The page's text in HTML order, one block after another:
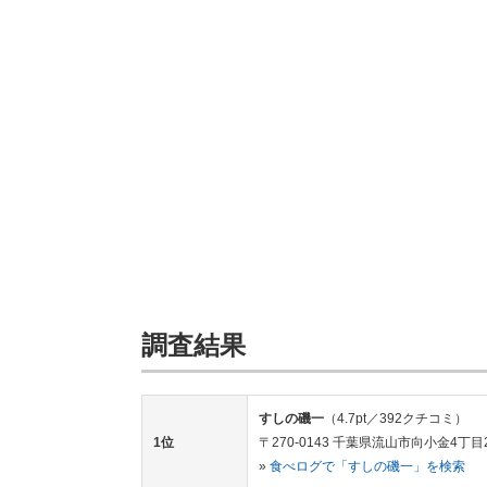
調査結果
1位
すしの磯一 （4.7pt／392クチコミ）
〒270-0143 千葉県流山市向小金4丁
» 食べログで「すしの磯一」を検索